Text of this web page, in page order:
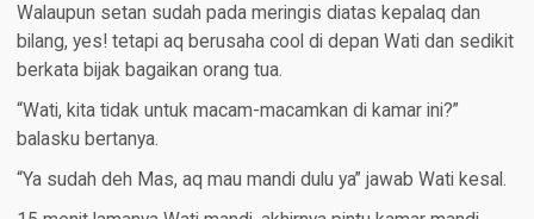
Walaupun setan sudah pada meringis diatas kepalaq dan
bilang, yes! tetapi aq berusaha cool di depan Wati dan sedikit
berkata bijak bagaikan orang tua.
“Wati, kita tidak untuk macam-macamkan di kamar ini?”
balasku bertanya.
“Ya sudah deh Mas, aq mau mandi dulu ya” jawab Wati kesal.